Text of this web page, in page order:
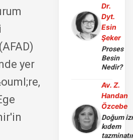
yer
Dr.
Dyt.
Esin
Şeker
Proses
Besin
Nedir?
Av. Z.
Handan
Özcebe
Doğum
kıdem